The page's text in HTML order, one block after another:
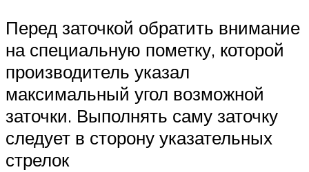
Перед заточкой обратить внимание
на специальную пометку, которой
производитель указал
максимальный угол возможной
заточки. Выполнять саму заточку
следует в сторону указательных
стрелок